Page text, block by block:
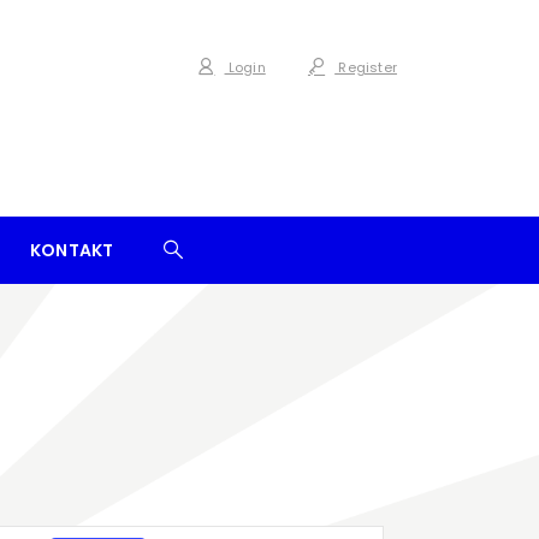
Login Register
KONTAKT